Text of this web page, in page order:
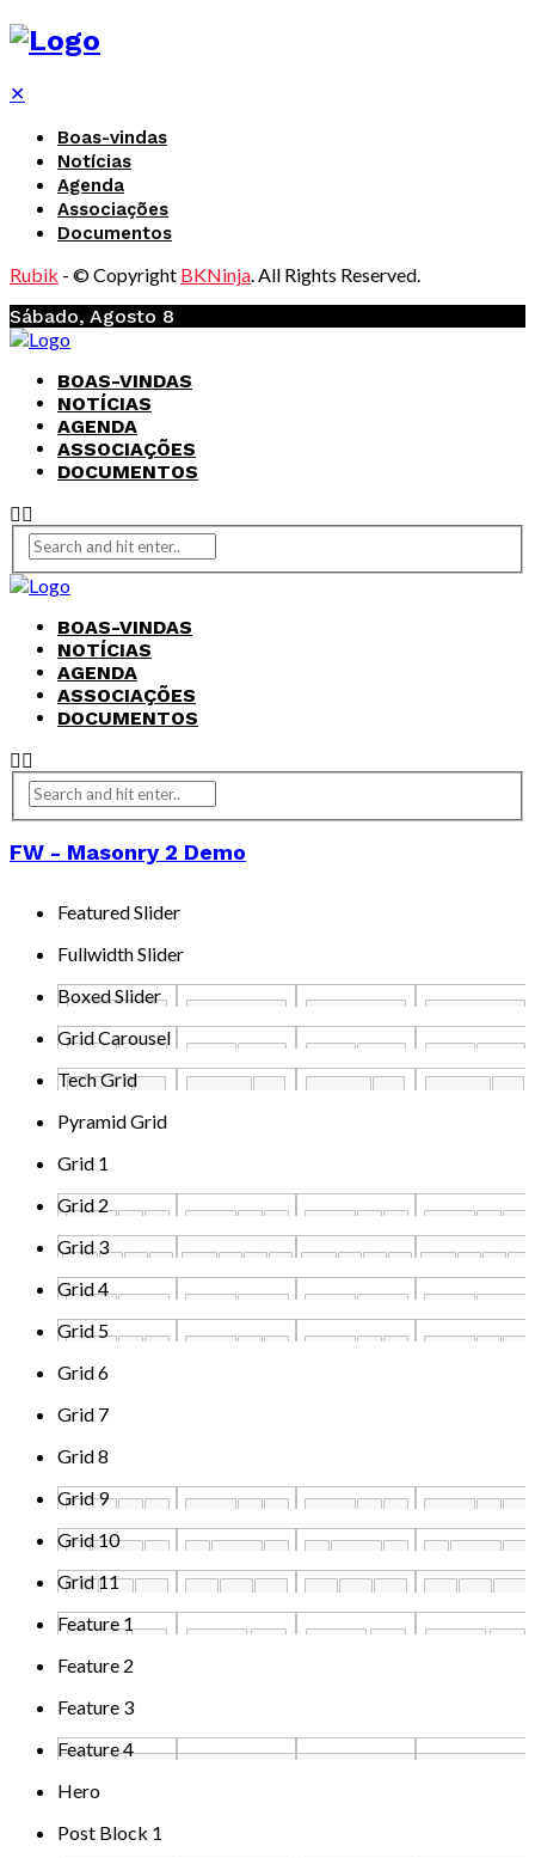
✕
Boas-vindas
Notícias
Agenda
Associações
Documentos
Rubik - © Copyright BKNinja. All Rights Reserved.
Sábado, Agosto 8
BOAS-VINDAS
NOTÍCIAS
AGENDA
ASSOCIAÇÕES
DOCUMENTOS
BOAS-VINDAS
NOTÍCIAS
AGENDA
ASSOCIAÇÕES
DOCUMENTOS
FW - Masonry 2 Demo
Featured Slider
Fullwidth Slider
Boxed Slider
Grid Carousel
Tech Grid
Pyramid Grid
Grid 1
Grid 2
Grid 3
Grid 4
Grid 5
Grid 6
Grid 7
Grid 8
Grid 9
Grid 10
Grid 11
Feature 1
Feature 2
Feature 3
Feature 4
Hero
Post Block 1